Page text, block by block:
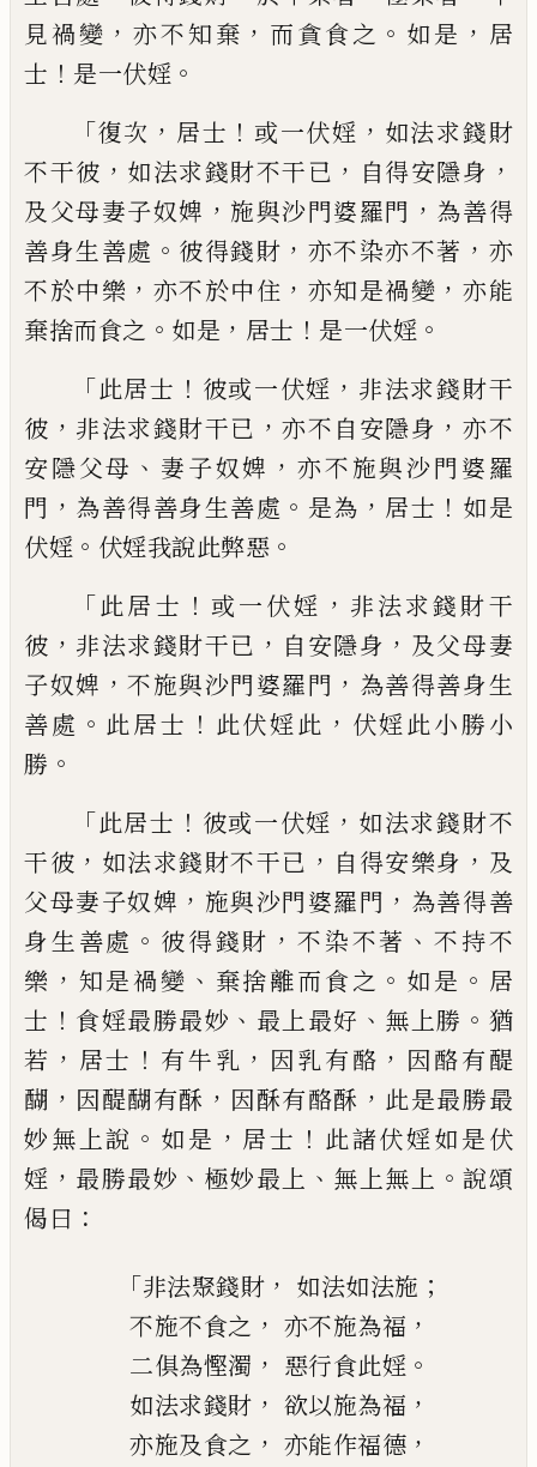
見禍變 ，亦不知棄 ， 而貪食之 。 如是 ， 居
士 ！ 是一伏婬 。
「復次 ， 居士 ！ 或一伏婬 ， 如法求錢財
不干彼 ， 如法求錢財不干已 ， 自得安隱身 ，
及父母妻子奴婢 ， 施與沙門婆羅門 ， 為善得
善身生善處 。 彼得錢財 ， 亦不染亦不著 ， 亦
不於中樂 ， 亦不於中住 ， 亦知是禍變 ， 亦能
棄捨而食之 。 如是 ， 居士 ！ 是一伏婬 。
「此居士 ！ 彼或一伏婬 ， 非法求錢財干
彼 ， 非法求錢財干已 ，亦不自安隱身 ， 亦不
安隱父母 、 妻子奴婢 ， 亦不施與沙門婆羅
門 ， 為善得善身生善處 。 是為 ， 居士 ！ 如是
伏婬 。 伏婬我說此弊惡 。
「此居士 ！ 或一伏婬 ， 非法求錢財干
彼 ， 非法求錢財干已 ， 自安隱身 ， 及父母妻
子奴婢 ，不施與沙門婆羅門 ， 為善得善身生
善處 。 此居士 ！ 此伏婬此 ， 伏婬此小勝小
勝 。
「此居士 ！ 彼或一伏婬 ， 如法求錢財不
干彼 ， 如法求錢財不干已 ， 自得安樂身 ， 及
父母妻子奴婢 ， 施與沙門婆羅門 ， 為善得善
身生善處 。 彼得錢財 ， 不染不著 、 不持不
樂 ， 知是禍變 、 棄捨離而食之 。 如是 。 居
士 ！ 食婬最勝最妙 、 最上最好 、 無上勝 。 猶
若 ， 居士 ！ 有牛乳 ， 因乳有酪 ， 因酪有醍
醐 ， 因醍醐有酥 ， 因酥有酪酥 ， 此是最勝最
妙無上說 。 如是 ， 居士 ！ 此諸伏婬如是伏
婬 ， 最勝最妙 、 極妙最上 、 無上無上 。說頌
偈曰 ：
「非法聚錢財 ， 如法如法施 ；
不施不食之 ， 亦不施為福 ，
二俱為慳濁 ， 惡行食此婬 。
如法求錢財 ， 欲以施為福 ，
亦施及食之 ， 亦能作福德 ，